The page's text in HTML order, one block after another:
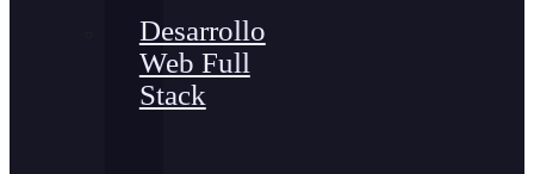
Desarrollo
Web Full
Stack